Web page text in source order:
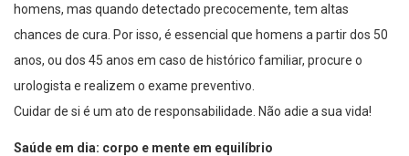
homens, mas quando detectado precocemente, tem altas
chances de cura. Por isso, é essencial que homens a partir dos 50
anos, ou dos 45 anos em caso de histórico familiar, procure o
urologista e realizem o exame preventivo.
Cuidar de si é um ato de responsabilidade. Não adie a sua vida!
Saúde em dia: corpo e mente em equilíbrio